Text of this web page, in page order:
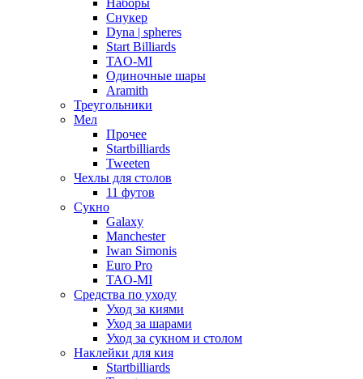
Наборы
Снукер
Dyna | spheres
Start Billiards
TAO-MI
Одиночные шары
Aramith
Треугольники
Мел
Прочее
Startbilliards
Tweeten
Чехлы для столов
11 футов
Сукно
Galaxy
Manchester
Iwan Simonis
Euro Pro
TAO-MI
Средства по уходу
Уход за киями
Уход за шарами
Уход за сукном и столом
Наклейки для кия
Startbilliards